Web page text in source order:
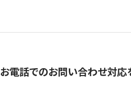
お電話でのお問い合わせ対応